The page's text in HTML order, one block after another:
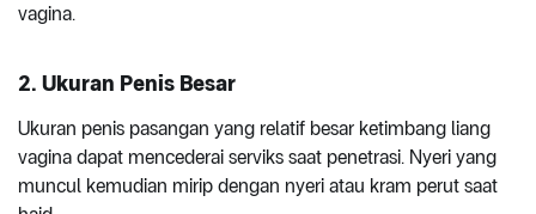
vagina.
2. Ukuran Penis Besar
Ukuran penis pasangan yang relatif besar ketimbang liang
vagina dapat mencederai serviks saat penetrasi. Nyeri yang
muncul kemudian mirip dengan nyeri atau kram perut saat